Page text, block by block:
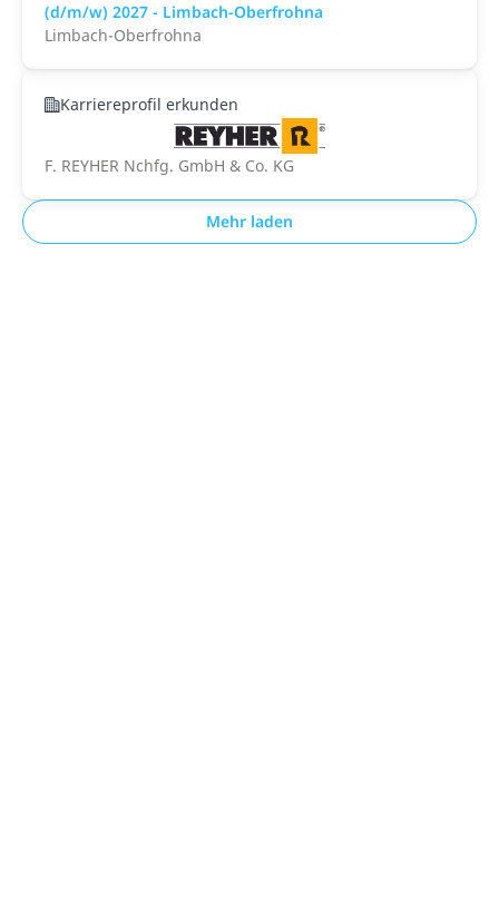
(d/m/w) 2027 - Limbach-Oberfrohna
Limbach-Oberfrohna
Karriereprofil erkunden
F. REYHER Nchfg. GmbH & Co. KG
Mehr laden